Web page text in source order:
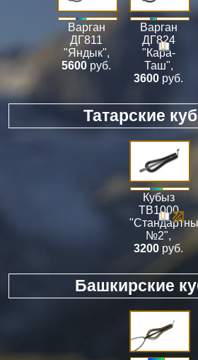
Варган
ДГ811
"Яндык",
5600 руб.
Варган
ДГ824
"Кара-
Таш",
3600 руб.
Татарские
Кубыз
ТВ1000
№2",
3200 руб.
Башкирские